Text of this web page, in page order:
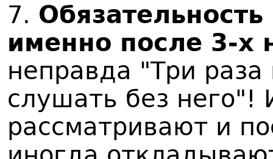
7.
именно после 3-х
неправда "Три раза
слушать без него"!
рассматривают и